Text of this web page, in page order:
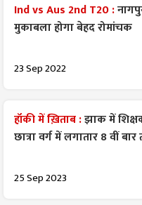
Ind vs Aus 2nd T20 :
मुकाबला होगा बेहद रोमांचक
23 Sep 2022
हॉकी में ख़िताब :झाक में
छात्रा वर्ग में लगातार 8 वीं
25 Sep 2023